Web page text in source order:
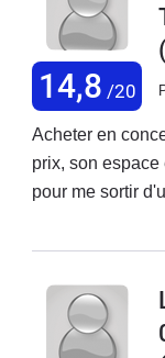
confortables.
14,8 /20
Acheter en
prix, son
pour me sortir
pratique,
12300€......